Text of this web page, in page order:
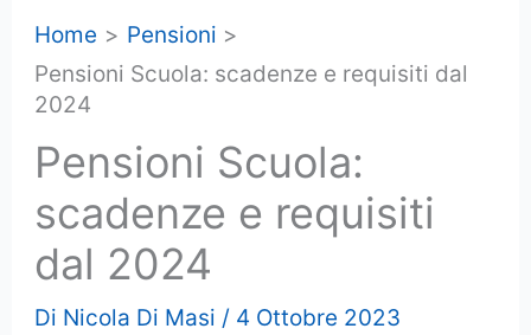
Home
Pensioni
Pensioni Scuola: scadenze e requisiti dal
2024
Pensioni Scuola:
scadenze e requisiti
dal 2024
Di Nicola Di Masi / 4 Ottobre 2023